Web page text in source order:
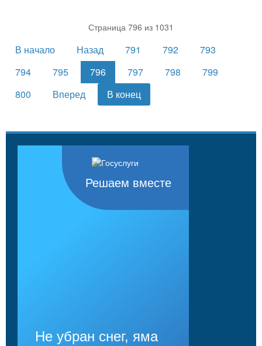
Страница 796 из 1031
В начало Назад 791 792
793
794
795 796 797 798
799
800
Вперед В конец
Решаем вместе
Не убран снег, яма